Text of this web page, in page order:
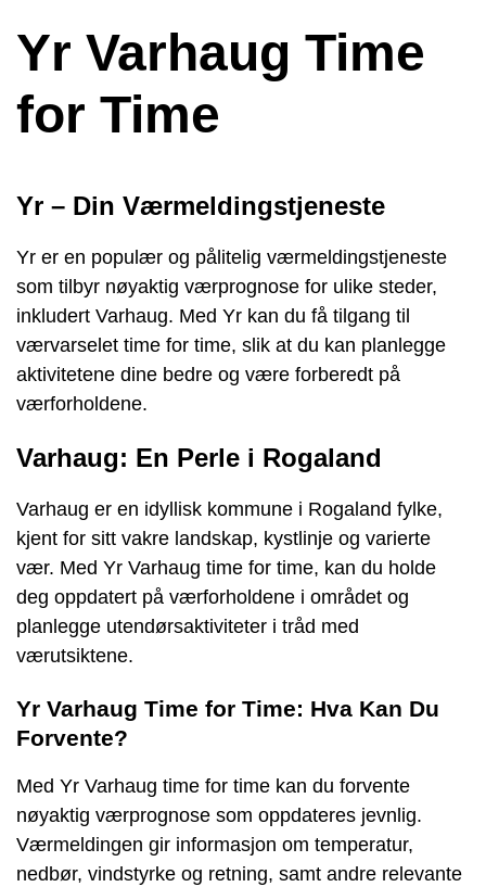
Yr Varhaug Time
for Time
Yr – Din Værmeldingstjeneste
Yr er en populær og pålitelig værmeldingstjeneste
som tilbyr nøyaktig værprognose for ulike steder,
inkludert Varhaug. Med Yr kan du få tilgang til
værvarselet time for time, slik at du kan planlegge
aktivitetene dine bedre og være forberedt på
værforholdene.
Varhaug: En Perle i Rogaland
Varhaug er en idyllisk kommune i Rogaland fylke,
kjent for sitt vakre landskap, kystlinje og varierte
vær. Med Yr Varhaug time for time, kan du holde
deg oppdatert på værforholdene i området og
planlegge utendørsaktiviteter i tråd med
værutsiktene.
Yr Varhaug Time for Time: Hva Kan Du
Forvente?
Med Yr Varhaug time for time kan du forvente
nøyaktig værprognose som oppdateres jevnlig.
Værmeldingen gir informasjon om temperatur,
nedbør, vindstyrke og retning, samt andre relevante